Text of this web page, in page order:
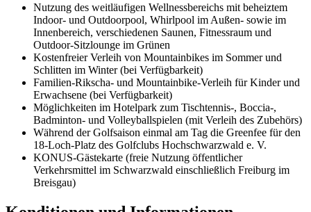
Nutzung des weitläufigen Wellnessbereichs mit beheiztem
Indoor- und Outdoorpool, Whirlpool im Außen- sowie im
Innenbereich, verschiedenen Saunen, Fitnessraum und
Outdoor-Sitzlounge im Grünen
Kostenfreier Verleih von Mountainbikes im Sommer und
Schlitten im Winter (bei Verfügbarkeit)
Familien-Rikscha- und Mountainbike-Verleih für Kinder und
Erwachsene (bei Verfügbarkeit)
Möglichkeiten im Hotelpark zum Tischtennis-, Boccia-,
Badminton- und Volleyballspielen (mit Verleih des Zubehörs)
Während der Golfsaison einmal am Tag die Greenfee für den
18-Loch-Platz des Golfclubs Hochschwarzwald e. V.
KONUS-Gästekarte (freie Nutzung öffentlicher
Verkehrsmittel im Schwarzwald einschließlich Freiburg im
Breisgau)